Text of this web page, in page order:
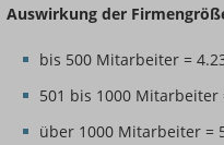
Auswirkung der
bis 500 Mitarbeiter =
501 bis 1000
über 1000 Mitarbeiter =